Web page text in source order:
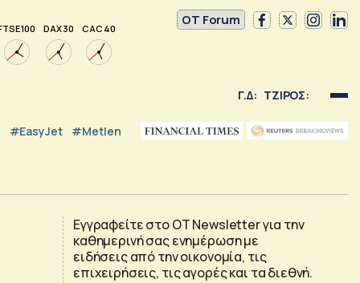
100 DAX 30 CAC 40
OT Forum
Γ.Δ: ΤΖΙΡΟΣ:
#EasyJet #Metlen
Εγγραφείτε στο OT Newsletter για την
καθημερινή σας ενημέρωση με
ειδήσεις από την οικονομία, τις
επιχειρήσεις, τις αγορές και τα διεθνή.